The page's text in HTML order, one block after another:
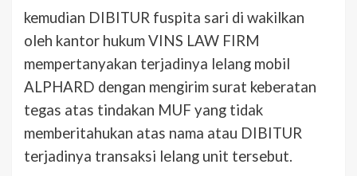
kemudian DIBITUR fuspita sari di wakilkan
oleh kantor hukum VINS LAW FIRM
mempertanyakan terjadinya lelang mobil
ALPHARD dengan mengirim surat keberatan
tegas atas tindakan MUF yang tidak
memberitahukan atas nama atau DIBITUR
terjadinya transaksi lelang unit tersebut.